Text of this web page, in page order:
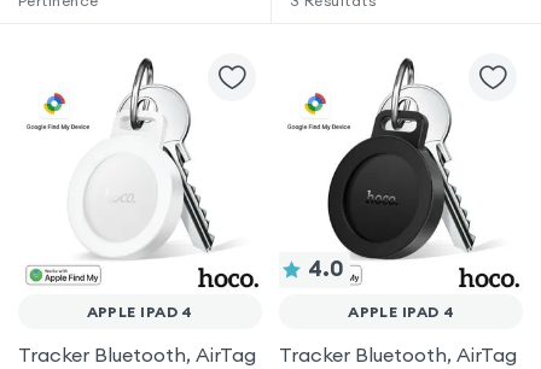
APPLE IPAD 4
Tracker Bluetooth, AirTag
4.0
APPLE IPAD 4
Tracker Bluetooth, AirTag